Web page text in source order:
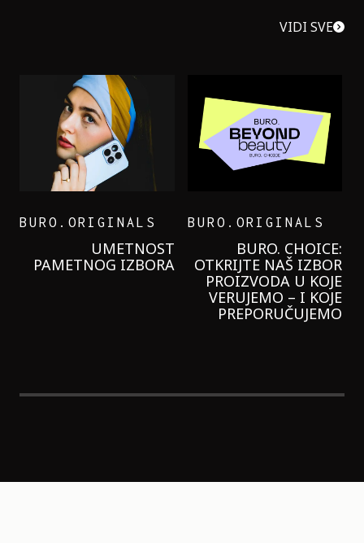
VIDI SVE
GARNIER KREMU I
NIKADA NIŠTA
LAGANIJE NISAM
KORISTILA